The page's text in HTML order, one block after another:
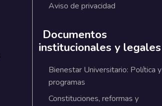
Aviso de privacidad
Documentos
institucionales y legales
Bienestar Universitario: Política y
programas
Constituciones, reformas y